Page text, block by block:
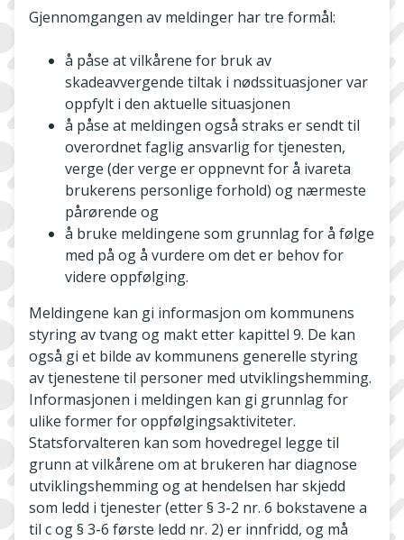
Gjennomgangen av meldinger har tre formål:
å påse at vilkårene for bruk av
skadeavvergende tiltak i nødssituasjoner var
oppfylt i den aktuelle situasjonen
å påse at meldingen også straks er sendt til
overordnet faglig ansvarlig for tjenesten,
verge (der verge er oppnevnt for å ivareta
brukerens personlige forhold) og nærmeste
pårørende og
å bruke meldingene som grunnlag for å følge
med på og å vurdere om det er behov for
videre oppfølging.
Meldingene kan gi informasjon om kommunens
styring av tvang og makt etter kapittel 9. De kan
også gi et bilde av kommunens generelle styring
av tjenestene til personer med utviklingshemming.
Informasjonen i meldingen kan gi grunnlag for
ulike former for oppfølgingsaktiviteter.
Statsforvalteren kan som hovedregel legge til
grunn at vilkårene om at brukeren har diagnose
utviklingshemming og at hendelsen har skjedd
som ledd i tjenester (etter § 3-2 nr. 6 bokstavene a
til c og § 3-6 første ledd nr. 2) er innfridd, og må